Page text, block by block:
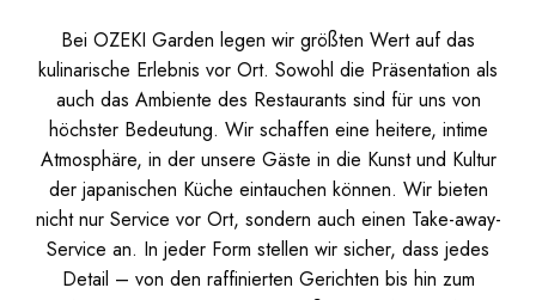
Bei OZEKI Garden legen wir größten Wert auf das
kulinarische Erlebnis vor Ort. Sowohl die Präsentation als
auch das Ambiente des Restaurants sind für uns von
höchster Bedeutung. Wir schaffen eine heitere, intime
Atmosphäre, in der unsere Gäste in die Kunst und Kultur
der japanischen Küche eintauchen können. Wir bieten
nicht nur Service vor Ort, sondern auch einen Take-away-
Service an. In jeder Form stellen wir sicher, dass jedes
Detail – von den raffinierten Gerichten bis hin zum